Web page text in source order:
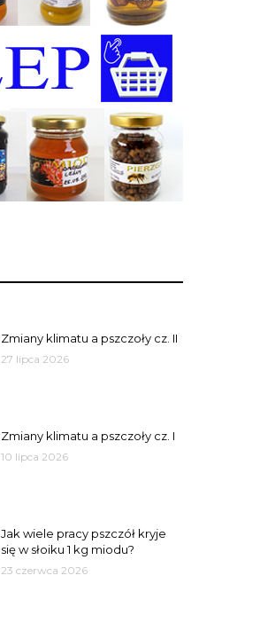
Zmiany klimatu a pszczoły cz. II
27 lipca 2026
Zmiany klimatu a pszczoły cz. I
10 lipca 2026
Jak wiele pracy pszczół kryje
się w słoiku 1 kg miodu?
23 czerwca 2026